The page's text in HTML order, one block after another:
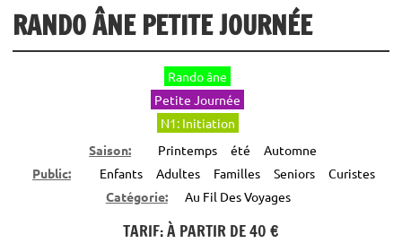
RANDO ÂNE PETITE JOURNÉE
Rando âne
Petite Journée
N1: Initiation
Saison:
Printemps été
Automne
Public:
Enfants Adultes Familles Seniors
Curistes
Catégorie:
Au Fil Des Voyages
TARIF: À PARTIR DE 40 €